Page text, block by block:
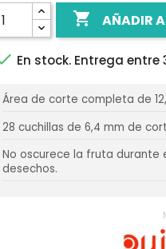
 AÑADIR
En stock. Entrega entre
Área de corte completa de
28 cuchillas de 6,4 mm de
No oscurece la fruta durante
desechos.